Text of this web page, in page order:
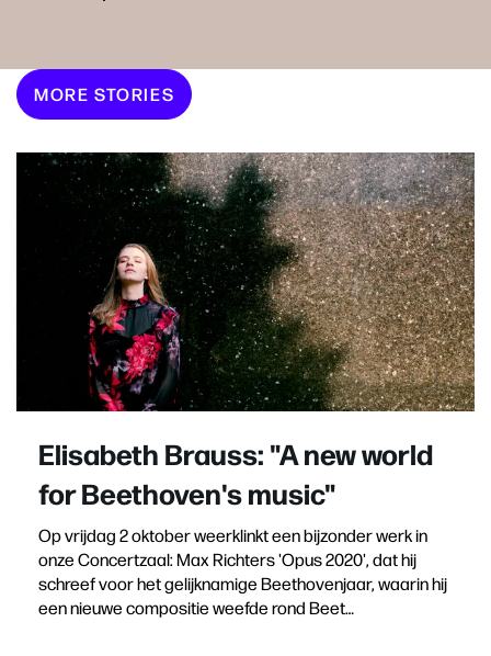
MORE STORIES
Elisabeth Brauss: "A new world
for Beethoven's music"
Op vrijdag 2 oktober weerklinkt een bijzonder werk in
onze Concertzaal: Max Richters 'Opus 2020', dat hij
schreef voor het gelijknamige Beethovenjaar, waarin hij
een nieuwe compositie weefde rond Beet…